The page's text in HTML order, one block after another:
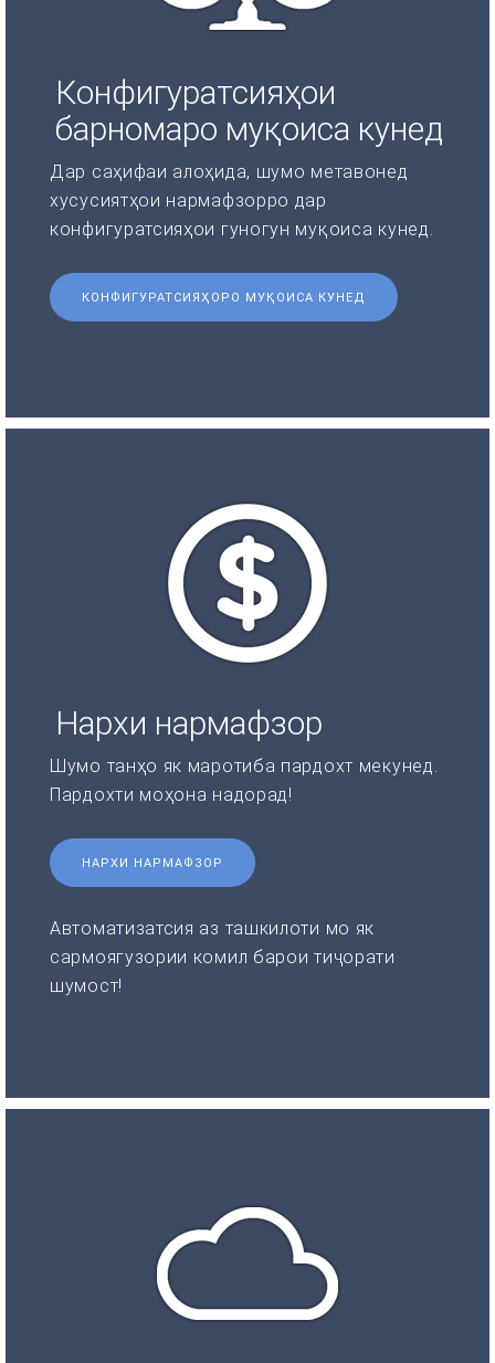
Конфигуратсияҳои
барномаро муқоиса кунед
Дар саҳифаи алоҳида, шумо метавонед
хусусиятҳои нармафзорро дар
конфигуратсияҳои гуногун муқоиса кунед.
КОНФИГУРАТСИЯҲОРО МУҚОИСА КУНЕД
Нархи нармафзор
Шумо танҳо як маротиба пардохт мекунед.
Пардохти моҳона надорад!
НАРХИ НАРМАФЗОР
Автоматизатсия аз ташкилоти мо як
сармоягузории комил барои тиҷорати
шумост!